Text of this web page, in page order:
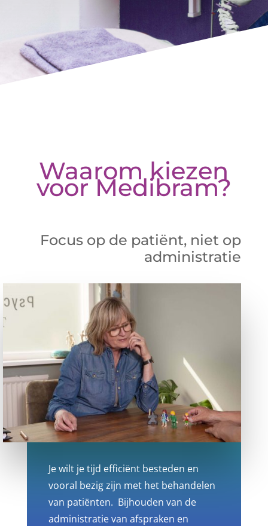
Waarom kiezen
voor Medibram?
Focus op de patiënt, niet op
administratie
Je wilt je tijd efficiënt besteden en
vooral bezig zijn met het behandelen
van patiënten. Bijhouden van de
administratie van afspraken en